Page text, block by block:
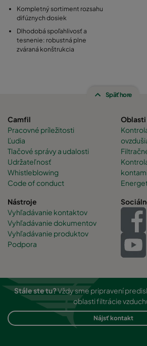
Kompletný sortiment rozsahu
difúznych dosiek
Dlhodobá spoľahlivosť a
tesnenie: robustná plne
zváraná konštrukcia
Späť hore
Camfil
Pracovné príležitosti
Ľudia
Tlačové správy a udalosti
Udržateľnosť
Whistleblowing
Code of conduct
Oblasti
Nástroje
Vyhľadávanie kontaktov
Vyhľadávanie dokumentov
Vyhľadávanie produktov
Podpora
Stále ste tu?Vždy sme pripravení
oblasti filtrácie
Nájsť kontakt